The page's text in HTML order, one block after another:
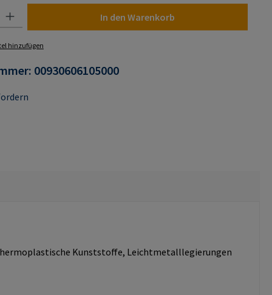
In den Warenkorb
hinzufügen
00930606105000
Kunststoffe, Leichtmetalllegierungen